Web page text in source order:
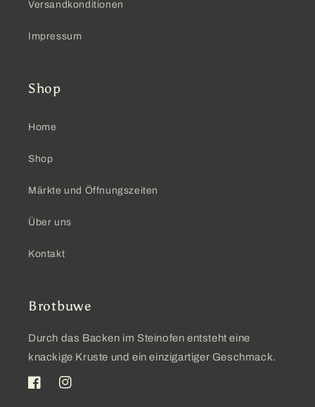
Versandkonditionen
Impressum
Shop
Home
Shop
Märkte und Öffnungszeiten
Über uns
Kontakt
Brotbuwe
Durch das Backen im Steinofen entsteht eine
knackige Kruste und ein einzigartiger Geschmack.
FacebookInstagram